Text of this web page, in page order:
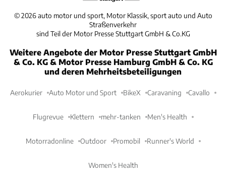
©2026 auto motor und sport, Motor Klassik, sport auto und Auto
Straßenverkehr
sind Teil der Motor Presse Stuttgart GmbH & Co.KG
Weitere Angebote der Motor Presse Stuttgart GmbH
& Co. KG & Motor Presse Hamburg GmbH & Co. KG
und deren Mehrheitsbeteiligungen
Aerokurier Auto Motor und Sport BikeX Caravaning Cavallo
Flugrevue Klettern mehr-tanken Men's Health
Motorradonline Outdoor Promobil Runner's World
Women's Health